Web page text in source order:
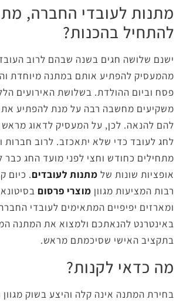
מתנות לעובדי החברה,
להתחיל בהכנות?
ישנם שלושה חגים בשנה שבהם לרוב
מהמעסיק להפתיע אותם במתנה מיוחדת
פסח וביום ההולדת. בשלושת האירועים
משקיעים מחשבה רבה על מנת להפתיע את
להם להנאה. לכן, על המעסיק לדאוג מראש
לחג לעובד כדי שלא יתאכזב. לרוב חברות
מתחילים כחודש וחצי לפני מועד החג כבר
אופציות שונות של מתנות לעובדים. כיום
רבות המציעות מגוון מוצרי פרסום
ומארזים יפיפיים המתאימים לעובדי
באינטרנט להנאתכם ולמצוא את המתנה
בתקציב האישי שסיכמתם מראש.
מה כדאי לקנות?
בחירת המתנה אינה קלה והיצע בשוק מגוון